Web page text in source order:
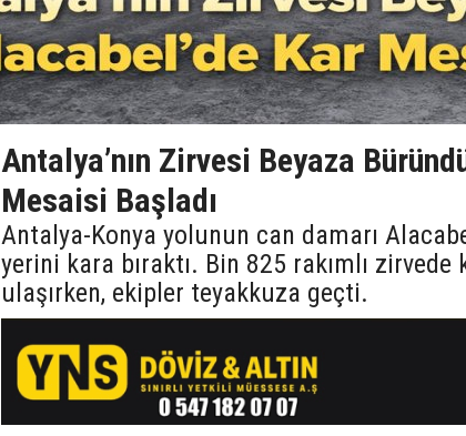
Antalya’nın Zirvesi Beyaza
Mesaisi Başladı
Antalya-Konya yolunun can damarı
yerini kara bıraktı. Bin 825 rakımlı zirvede
ulaşırken, ekipler teyakkuza geçti.